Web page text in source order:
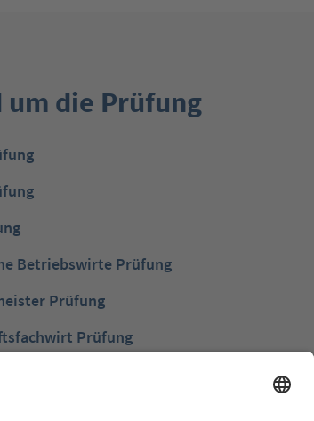
um die Prüfung
Betriebswirte Prüfung
Prüfung
Prüfung